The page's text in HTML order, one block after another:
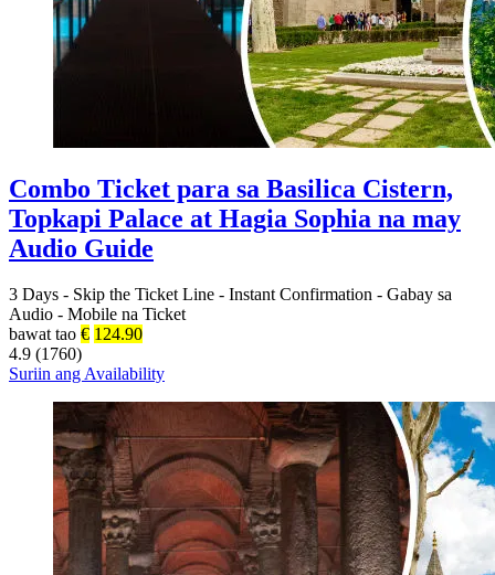
Combo Ticket para sa Basilica Cistern,
Topkapi Palace at Hagia Sophia na may
Audio Guide
3 Days - Skip the Ticket Line - Instant Confirmation - Gabay sa
Audio - Mobile na Ticket
bawat tao € 124.90
4.9 (1760)
Suriin ang Availability